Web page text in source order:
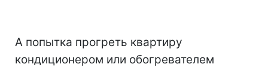
А попытка прогреть квартиру
кондиционером или обогревателем